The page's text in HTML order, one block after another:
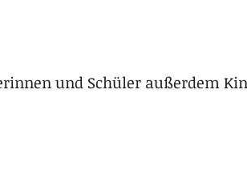
und Schüler außerdem